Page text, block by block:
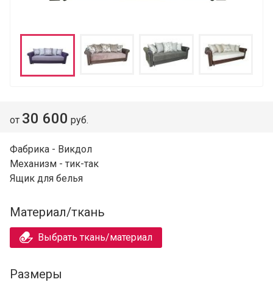
от 30 600 руб.
Фабрика - Викдол
Механизм - тик-так
Ящик для белья
Материал/ткань
Выбрать ткань/материал
Размеры